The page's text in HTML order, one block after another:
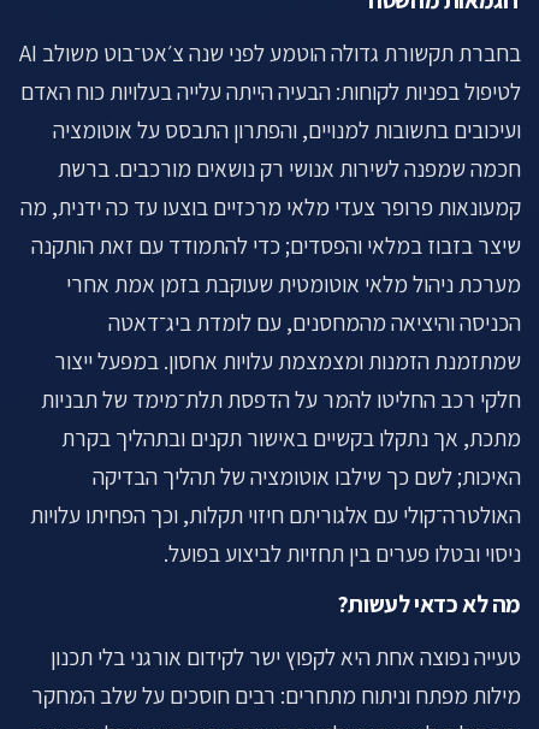
בחברת תקשורת גדולה הוטמע לפני שנה צ׳אט־בוט משולב AI
לטיפול בפניות לקוחות: הבעיה הייתה עלייה בעלויות כוח האדם
ועיכובים בתשובות למנויים, והפתרון התבסס על אוטומציה
חכמה שמפנה לשירות אנושי רק נושאים מורכבים. ברשת
קמעונאות פרופר צעדי מלאי מרכזיים בוצעו עד כה ידנית, מה
שיצר בזבוז במלאי והפסדים; כדי להתמודד עם זאת הותקנה
מערכת ניהול מלאי אוטומטית שעוקבת בזמן אמת אחרי
הכניסה והיציאה מהמחסנים, עם לומדת ביג־דאטה
שמתזמנת הזמנות ומצמצמת עלויות אחסון. במפעל ייצור
חלקי רכב החליטו להמר על הדפסת תלת־מימד של תבניות
מתכת, אך נתקלו בקשיים באישור תקנים ובתהליך בקרת
האיכות; לשם כך שילבו אוטומציה של תהליך הבדיקה
האולטרה־קולי עם אלגוריתם חיזוי תקלות, וכך הפחיתו עלויות
ניסוי ובטלו פערים בין תחזיות לביצוע בפועל.
מה לא כדאי לעשות?
טעייה נפוצה אחת היא לקפוץ ישר לקידום אורגני בלי תכנון
מילות מפתח וניתוח מתחרים: רבים חוסכים על שלב המחקר